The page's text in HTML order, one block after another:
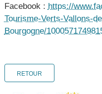
Facebook : https://
Tourisme-Verts-Vallons-
Bourgogne/
RETOUR